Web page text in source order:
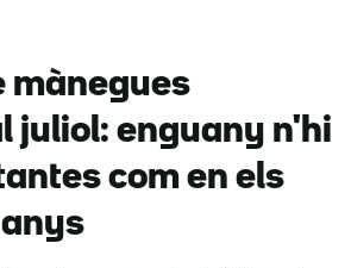
mànegues
juliol: enguany n'hi
com en els